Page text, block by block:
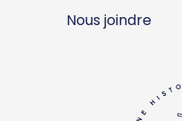
Nous joindre